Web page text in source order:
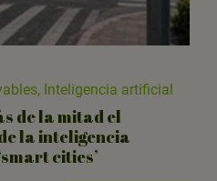
Inteligencia artificial
de la mitad el
la inteligencia
cities’